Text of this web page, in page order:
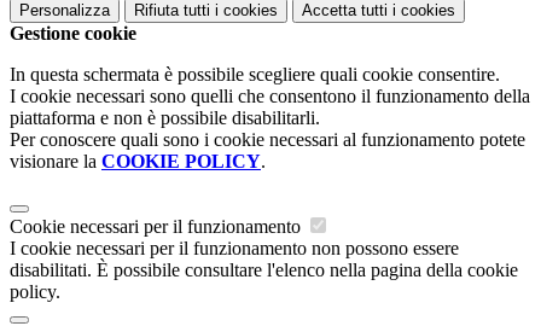
Personalizza Rifiuta tutti i cookies Accetta tutti i cookies
Gestione cookie
In questa schermata è possibile scegliere quali cookie consentire.
I cookie necessari sono quelli che consentono il funzionamento della
piattaforma e non è possibile disabilitarli.
Per conoscere quali sono i cookie necessari al funzionamento potete
visionare la COOKIE POLICY.
Cookie necessari per il funzionamento
I cookie necessari per il funzionamento non possono essere
disabilitati. È possibile consultare l'elenco nella pagina della cookie
policy.